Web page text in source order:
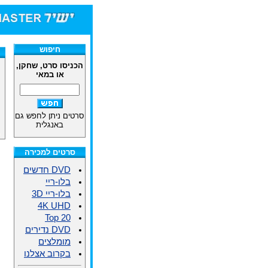
חיפוש
הכניסו סרט, שחקן,
או במאי
סרטים ניתן לחפש גם
באנגלית
סרטים למכירה
DVD חדשים
בלו-ריי
בלו-ריי 3D
4K UHD
Top 20
DVD נדירים
מומלצים
בקרוב אצלנו